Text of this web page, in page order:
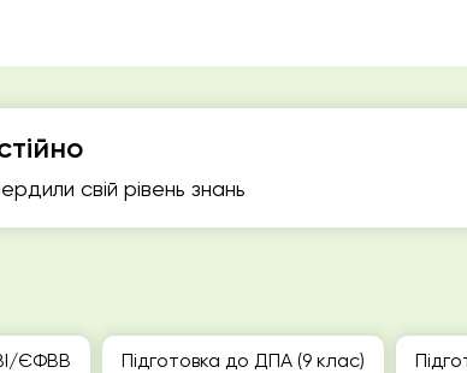
свій рівень знань
ЄФВВ Підготовка до ДПА (9 клас)